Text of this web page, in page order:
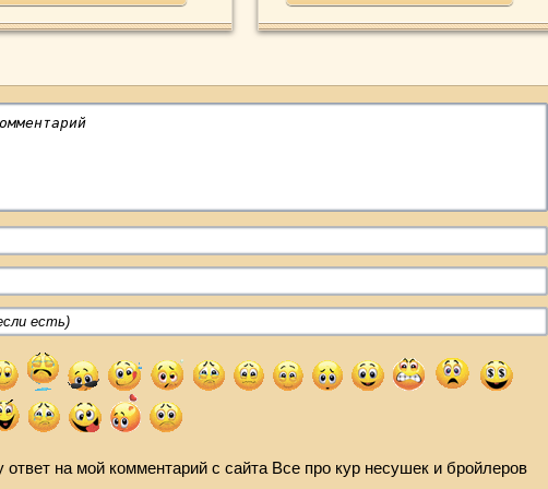
на мой комментарий с сайта Все про кур несушек и бройлеров